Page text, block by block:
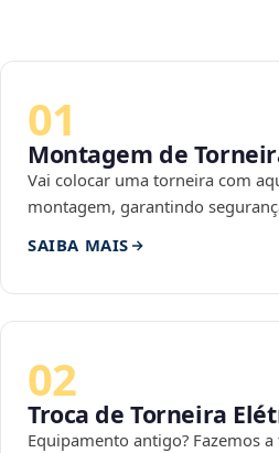
01
Montagem de
Vai colocar uma torneira com
montagem, garantindo
SAIBA MAIS
02
Troca de Torneira
Equipamento antigo? Fazemos